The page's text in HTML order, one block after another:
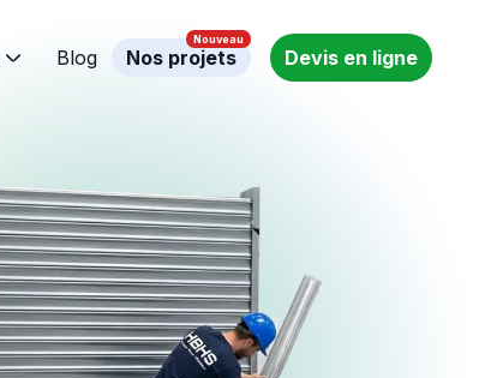
Blog Nos projets Devis en ligne